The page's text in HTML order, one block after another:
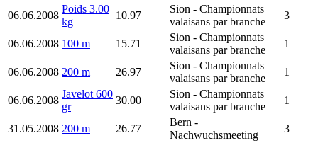
06.06.2008
Poids 3.00
kg
10.97
Sion - Championnats
valaisans par branche
3
06.06.2008 100 m 15.71
Sion - Championnats
valaisans par branche
1
06.06.2008 200 m 26.97
Sion - Championnats
valaisans par branche
1
06.06.2008
Javelot 600
gr
30.00
Sion - Championnats
valaisans par branche
1
31.05.2008 200 m 26.77
Bern -
Nachwuchsmeeting
3